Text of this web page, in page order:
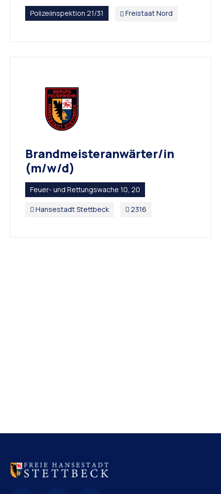
Polizeiinspektion 21/31 Freistaat Nord
Brandmeisteranwärter/in
(m/w/d)
Feuer- und Rettungswache 10, 20
Hansestadt Stettbeck 2316